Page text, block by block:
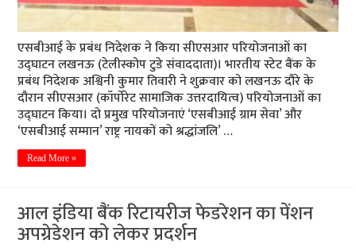
एसबीआई के प्रबंध निदेशक ने किया सीएसआर परियोजनाओं का
उद्घाटन लखनऊ (टेलीस्कोप टुडे संवाददाता)। भारतीय स्टेट बैंक के
प्रबंध निदेशक अश्विनी कुमार तिवारी ने शुक्रवार को लखनऊ दौरे के
दौरान सीएसआर (कॉर्पोरेट सामाजिक उत्तरदायित्व) परियोजनाओं का
उद्घाटन किया। दो प्रमुख परियोजनाएं ‘एसबीआई ग्राम सेवा’ और
‘एसबीआई सम्मान’ राष्ट्र नायकों को श्रद्धांजलि’ …
Read More »
आल इंडिया बैंक रिटायरीज फेडरेशन का पेंशन
अपग्रेडेशन को लेकर प्रदर्शन